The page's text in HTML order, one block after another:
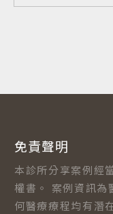
免責聲明
本診所分享案例經
權書。 案例資訊為
何醫療療程均有潛